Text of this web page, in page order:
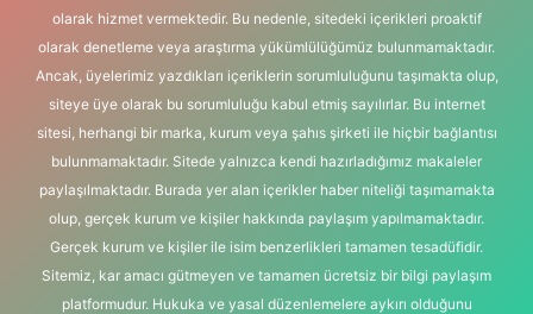
olarak hizmet vermektedir. Bu nedenle, sitedeki içerikleri proaktif
olarak denetleme veya araştırma yükümlülüğümüz bulunmamaktadır.
Ancak, üyelerimiz yazdıkları içeriklerin sorumluluğunu taşımakta olup,
siteye üye olarak bu sorumluluğu kabul etmiş sayılırlar. Bu internet
sitesi, herhangi bir marka, kurum veya şahıs şirketi ile hiçbir bağlantısı
bulunmamaktadır. Sitede yalnızca kendi hazırladığımız makaleler
paylaşılmaktadır. Burada yer alan içerikler haber niteliği taşımamakta
olup, gerçek kurum ve kişiler hakkında paylaşım yapılmamaktadır.
Gerçek kurum ve kişiler ile isim benzerlikleri tamamen tesadüfidir.
Sitemiz, kar amacı gütmeyen ve tamamen ücretsiz bir bilgi paylaşım
platformudur. Hukuka ve yasal düzenlemelere aykırı olduğunu